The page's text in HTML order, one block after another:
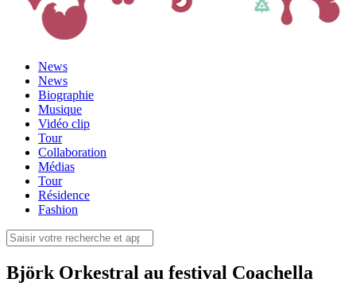
News
News
Biographie
Musique
Vidéo clip
Tour
Collaboration
Médias
Tour
Résidence
Fashion
Björk Orkestral au festival Coachella